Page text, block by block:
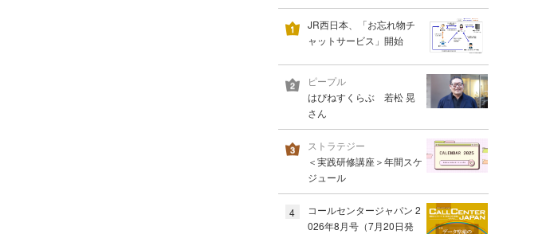
JR西日本、「お忘れ物チ
ャットサービス」開始
ピープル
はぴねすくらぶ 若松 晃
さん
ストラテジー
＜実践研修講座＞年間スケ
ジュール
4
コールセンタージャパン 2
026年8月号（7月20日発